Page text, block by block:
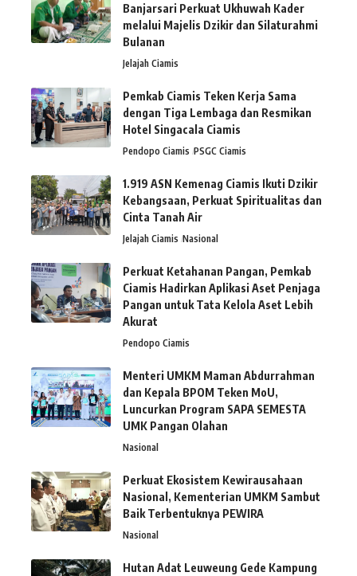
Banjarsari Perkuat Ukhuwah Kader
melalui Majelis Dzikir dan Silaturahmi
Bulanan
Jelajah Ciamis
Pemkab Ciamis Teken Kerja Sama
dengan Tiga Lembaga dan Resmikan
Hotel Singacala Ciamis
Pendopo Ciamis PSGC Ciamis
1.919 ASN Kemenag Ciamis Ikuti Dzikir
Kebangsaan, Perkuat Spiritualitas dan
Cinta Tanah Air
Jelajah Ciamis Nasional
Perkuat Ketahanan Pangan, Pemkab
Ciamis Hadirkan Aplikasi Aset Penjaga
Pangan untuk Tata Kelola Aset Lebih
Akurat
Pendopo Ciamis
Menteri UMKM Maman Abdurrahman
dan Kepala BPOM Teken MoU,
Luncurkan Program SAPA SEMESTA
UMK Pangan Olahan
Nasional
Perkuat Ekosistem Kewirausahaan
Nasional, Kementerian UMKM Sambut
Baik Terbentuknya PEWIRA
Nasional
Hutan Adat Leuweung Gede Kampung